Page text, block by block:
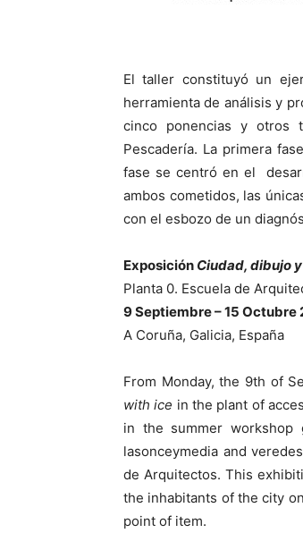
El taller constituyó un
herramienta de análisis y
cinco ponencias y otros
Pescadería. La primera
fase se centró en el
ambos cometidos, las
con el esbozo de un
Exposición Ciudad, dibujo
Planta 0. Escuela de
9 Septiembre – 15 Octubre
A Coruña, Galicia, España
From Monday, the 9th of
with ice in the plant of
in the summer workshop
lasonceymedia and
de Arquitectos. This
the inhabitants of the city
point of item.